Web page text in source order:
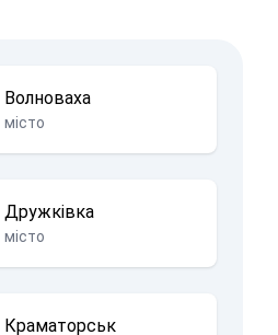
Волноваха
місто
Дружківка
місто
Краматорськ